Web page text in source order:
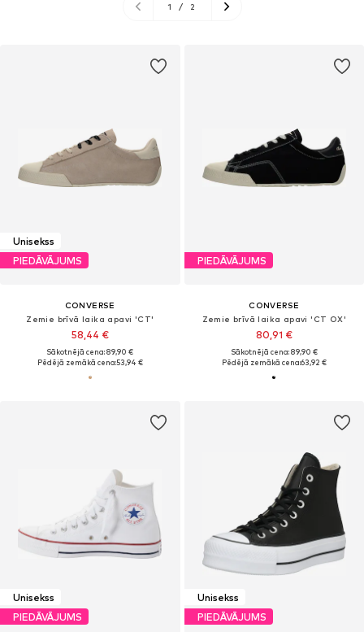
1 / 2
Unisekss
PIEDĀVĀJUMS
CONVERSE
Zemie brīvā laika apavi 'CT'
58,44 €
Sākotnējā cena: 89,90 €
Pēdējā zemākā cena:53,94 €
PIEDĀVĀJUMS
CONVERSE
Zemie brīvā laika apavi 'CT OX'
80,91 €
Sākotnējā cena: 89,90 €
Pēdējā zemākā cena:63,92 €
Unisekss
PIEDĀVĀJUMS
Unisekss
PIEDĀVĀJUMS